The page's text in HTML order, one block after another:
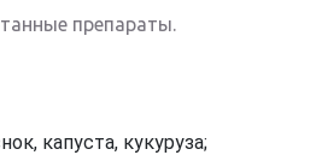
препараты.
капуста, кукуруза;